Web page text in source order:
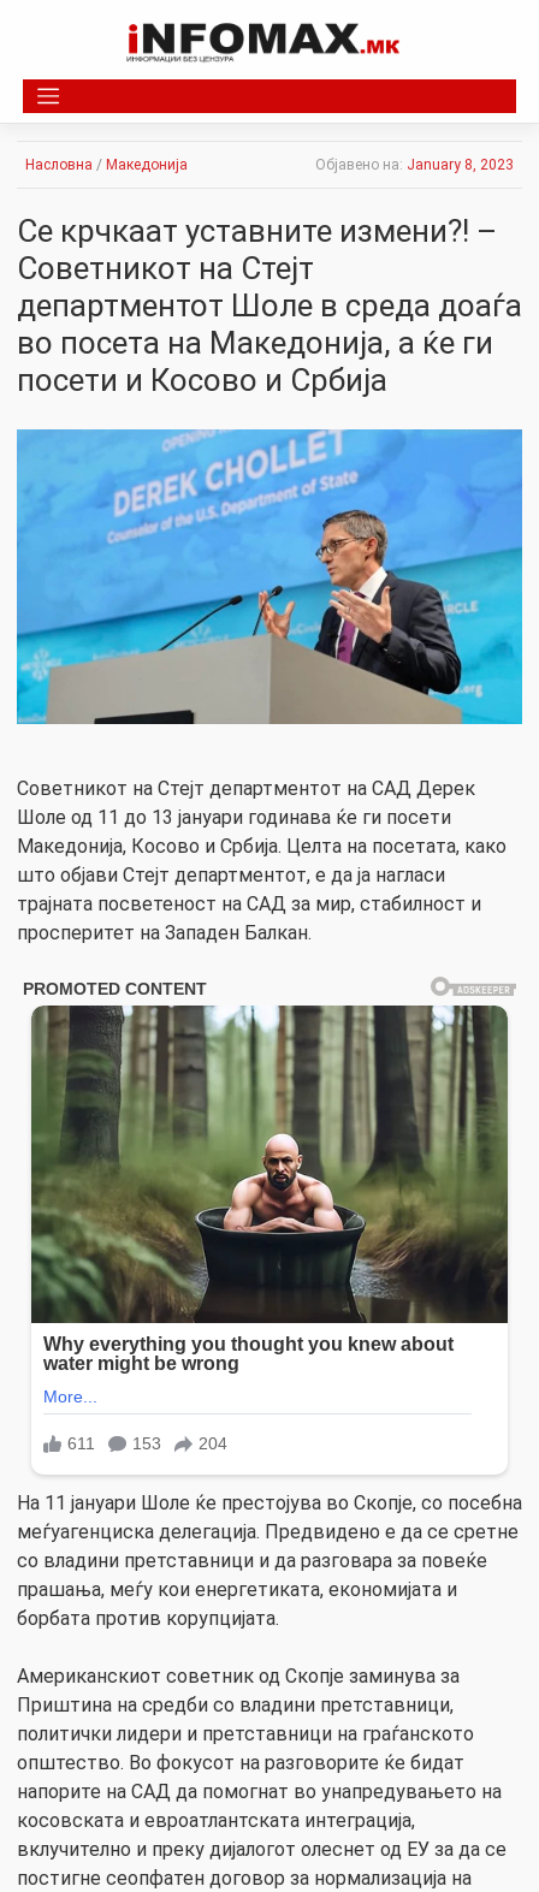
Насловна / Македонија Објавено на: January 8, 2023
Се крчкаат уставните измени?! –
Советникот на Стејт
департментот Шоле в среда доаѓа
во посета на Македонија, а ќе ги
посети и Косово и Србија
Советникот на Стејт департментот на САД Дерек
Шоле од 11 до 13 јануари годинава ќе ги посети
Македонија, Косово и Србија. Целта на посетата, како
што објави Стејт департментот, е да ја нагласи
трајната посветеност на САД за мир, стабилност и
просперитет на Западен Балкан.
На 11 јануари Шоле ќе престојува во Скопје, со посебна
меѓуагенциска делегација. Предвидено е да се сретне
со владини претставници и да разговара за повеќе
прашања, меѓу кои енергетиката, економијата и
борбата против корупцијата.
Американскиот советник од Скопје заминува за
Приштина на средби со владини претставници,
политички лидери и претставници на граѓанското
општество. Во фокусот на разговорите ќе бидат
напорите на САД да помогнат во унапредувањето на
косовската и евроатлантската интеграција,
вклучително и преку дијалогот олеснет од ЕУ за да се
постигне сеопфатен договор за нормализација на